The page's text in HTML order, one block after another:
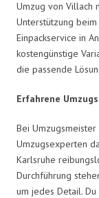
Umzug von Villach
Unterstützung
Einpackservice in
kostengünstige
die passende
Erfahrene
Bei
Umzugsexperten
Karlsruhe
Durchführung
um jedes Detail.